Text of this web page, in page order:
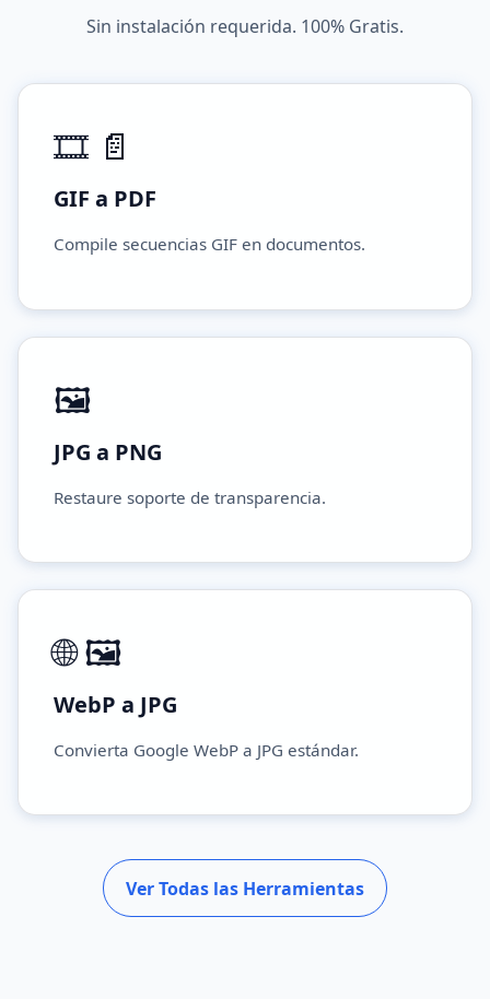
Sin instalación requerida. 100% Gratis.
🎞️ 📄
GIF a PDF
Compile secuencias GIF en documentos.
🖼️
JPG a PNG
Restaure soporte de transparencia.
🌐 🖼️
WebP a JPG
Convierta Google WebP a JPG estándar.
Ver Todas las Herramientas